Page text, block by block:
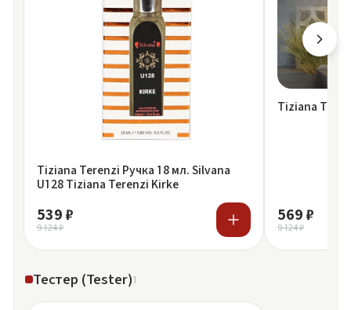
Tiziana Terenzi Ручка 18 мл. Silvana
U128 Tiziana Terenzi Kirke
539 ₽
9 124 ₽
Tiziana
569 ₽
9 124 ₽
Тестер (Tester)1